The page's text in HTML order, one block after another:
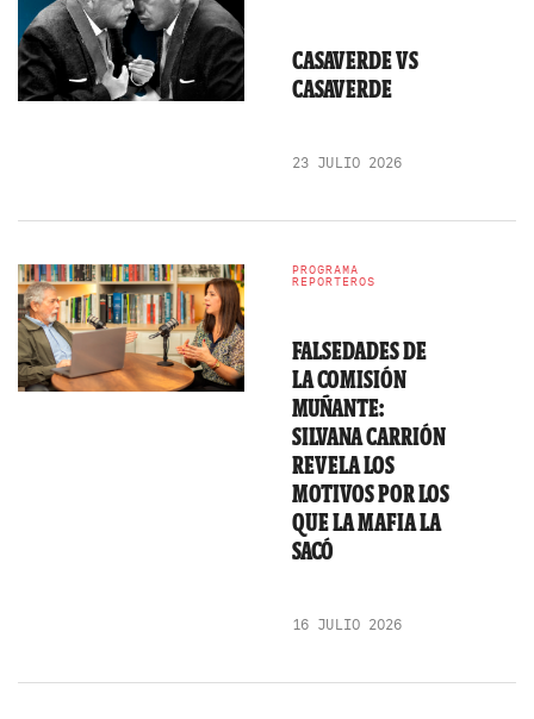
CASAVERDE VS
CASAVERDE
23 JULIO 2026
PROGRAMA
REPORTEROS
FALSEDADES DE
LA COMISIÓN
MUÑANTE:
SILVANA CARRIÓN
REVELA LOS
MOTIVOS POR LOS
QUE LA MAFIA LA
SACÓ
16 JULIO 2026